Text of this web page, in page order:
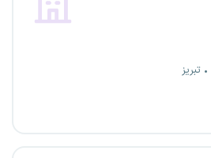
تبریز